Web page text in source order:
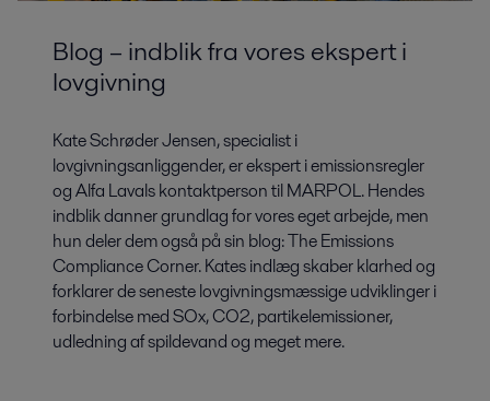
Blog – indblik fra vores ekspert i
lovgivning
Kate Schrøder Jensen, specialist i
lovgivningsanliggender, er ekspert i emissionsregler
og Alfa Lavals kontaktperson til MARPOL. Hendes
indblik danner grundlag for vores eget arbejde, men
hun deler dem også på sin blog: The Emissions
Compliance Corner. Kates indlæg skaber klarhed og
forklarer de seneste lovgivningsmæssige udviklinger i
forbindelse med SOx, CO2, partikelemissioner,
udledning af spildevand og meget mere.